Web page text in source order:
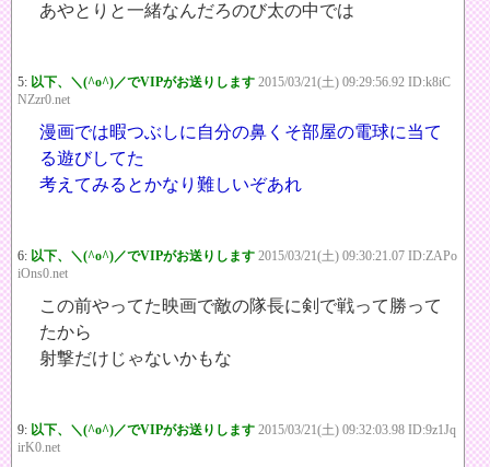
あやとりと一緒なんだろのび太の中では
5: 以下、＼(^o^)／でVIPがお送りします 2015/03/21(土) 09:29:56.92 ID:k8iC
NZzr0.net
漫画では暇つぶしに自分の鼻くそ部屋の電球に当て
る遊びしてた
考えてみるとかなり難しいぞあれ
6: 以下、＼(^o^)／でVIPがお送りします 2015/03/21(土) 09:30:21.07 ID:ZAPo
iOns0.net
この前やってた映画で敵の隊長に剣で戦って勝って
たから
射撃だけじゃないかもな
9: 以下、＼(^o^)／でVIPがお送りします 2015/03/21(土) 09:32:03.98 ID:9z1Jq
irK0.net